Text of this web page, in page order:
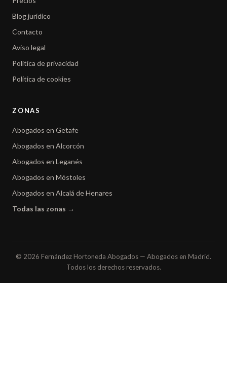
Blog jurídico
Contacto
Aviso legal
Política de privacidad
Política de cookies
ZONAS
Abogados en Getafe
Abogados en Alcorcón
Abogados en Leganés
Abogados en Móstoles
Abogados en Alcalá de Henares
Todas las zonas →
© 2026 Fernández Hortoneda Abogados — Abogados en Madrid.
Todos los derechos reservados.